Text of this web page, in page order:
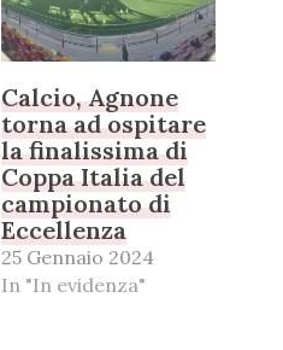
Calcio, Agnone
torna ad ospitare
la finalissima di
Coppa Italia del
campionato di
Eccellenza
25 Gennaio 2024
In "In evidenza"